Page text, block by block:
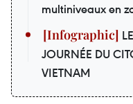
multiniveaux en
JOURNÉE DU
VIETNAM